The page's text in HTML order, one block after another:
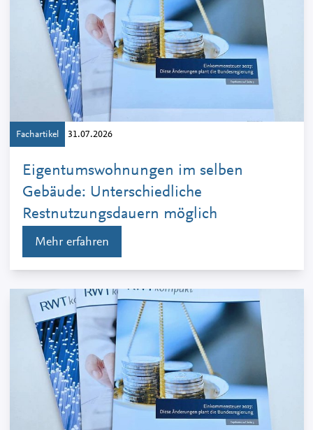
Fachartikel 31.07.2026
Eigentumswohnungen im selben
Gebäude: Unterschiedliche
Restnutzungsdauern möglich
Mehr erfahren